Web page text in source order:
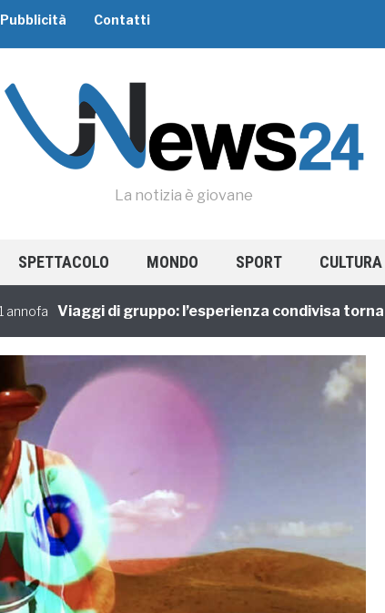
Pubblicità Contatti
La notizia è giovane
SPETTACOLO MONDO SPORT CULTURA
Viaggi di gruppo: l’esperienza condivisa torna di